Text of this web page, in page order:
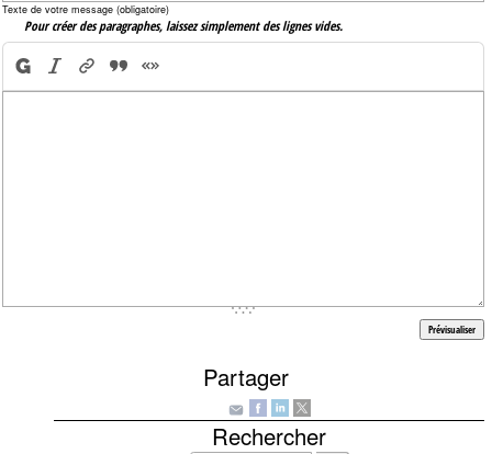
Texte de votre message (obligatoire)
Pour créer des paragraphes, laissez simplement des lignes vides.
Partager
Rechercher